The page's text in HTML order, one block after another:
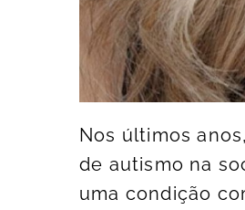
Nos últimos
de autismo na
uma condição